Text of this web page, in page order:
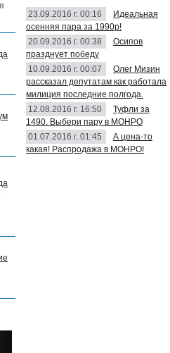
23.09.2016 г. 00:16
Идеальная
осенняя пара за 1990р!
20.09.2016 г. 00:38
Осипов
празднует победу
10.09.2016 г. 00:07
Олег Мизин
рассказал депутатам как работала
милиция последние полгода.
12.08.2016 г. 16:50
Туфли за
1490. Выбери пару в МОНРО
01.07.2016 г. 01:45
А цена-то
какая! Распродажа в МОНРО!